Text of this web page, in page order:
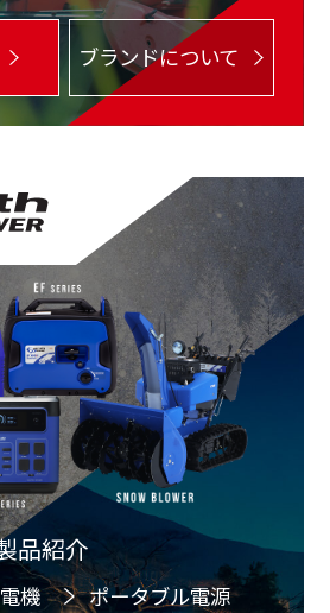
ブランドについて
品紹介
機
ポータブル電源